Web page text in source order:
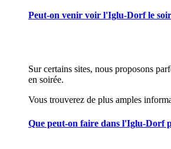
Peut-on venir voir l'Iglu-Dorf le soir
Sur certains sites, nous proposons
en soirée.
Vous trouverez de plus amples
Que peut-on faire dans l'Iglu-Dorf